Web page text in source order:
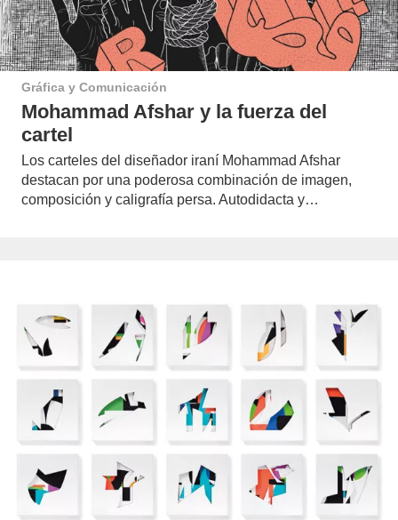
Gráfica y Comunicación
Mohammad Afshar y la fuerza del
cartel
Los carteles del diseñador iraní Mohammad Afshar
destacan por una poderosa combinación de imagen,
composición y caligrafía persa. Autodidacta y…